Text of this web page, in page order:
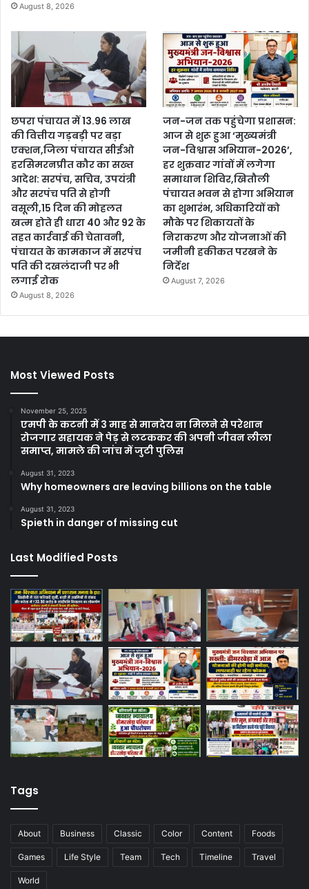
August 8, 2026
छपरा पंचायत में 13.96 लाख
की वित्तीय गड़बड़ी पर बड़ा
एक्शन,जिला पंचायत सीईओ
हरसिमरनप्रीत कौर का सख्त
आदेश: सरपंच, सचिव, उपयंत्री
और सरपंच पति से होगी
वसूली,15 दिन की मोहलत
खत्म होते ही धारा 40 और 92 के
तहत कार्रवाई की चेतावनी,
पंचायत के कामकाज में सरपंच
पति की दखलंदाजी पर भी
लगाई रोक
August 8, 2026
जन-जन तक पहुंचेगा प्रशासन:
आज से शुरू हुआ ‘मुख्यमंत्री
जन-विश्वास अभियान-2026’,
हर शुक्रवार गांवों में लगेगा
समाधान शिविर,खितौली
पंचायत भवन से होगा अभियान
का शुभारंभ, अधिकारियों को
मौके पर शिकायतों के
निराकरण और योजनाओं की
जमीनी हकीकत परखने के
निर्देश
August 7, 2026
Most Viewed Posts
November 25, 2025
एमपी के कटनी में 3 माह से मानदेय ना मिलने से परेशान
रोजगार सहायक ने पेड़ से लटककर की अपनी जीवन लीला
समाप्त, मामले की जांच में जुटी पुलिस
August 31, 2023
Why homeowners are leaving billions on the table
August 31, 2023
Spieth in danger of missing cut
Last Modified Posts
Tags
About Business Classic Color Content Foods
Games Life Style Team Tech Timeline Travel
World